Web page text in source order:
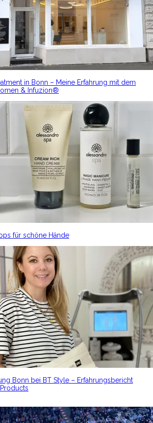
in Bonn – Meine Erfahrung mit dem
& Infuzion®
für schöne Hände
Bonn bei BT Style – Erfahrungsbericht